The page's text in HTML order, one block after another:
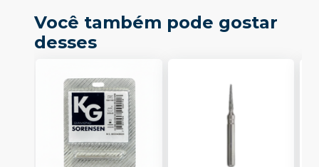
Você também pode gostar
desses